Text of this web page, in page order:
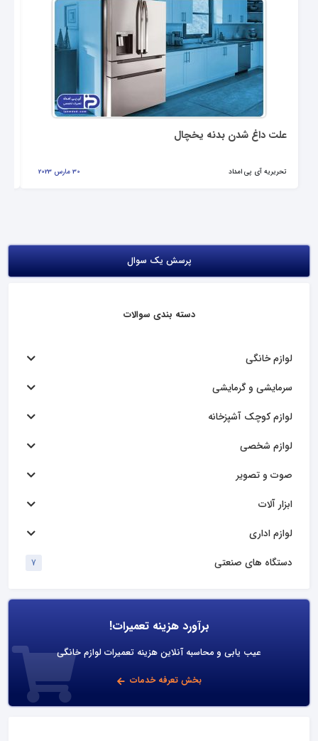
علت داغ شدن بدنه یخچال
تحریریه آی پی امداد 30 مارس 2023
پرسش یک سوال
دسته بندی سوالات
لوازم خانگی
سرمایشی و گرمایشی
لوازم کوچک آشپزخانه
لوازم شخصی
صوت و تصویر
ابزار آلات
لوازم اداری
دستگاه های صنعتی
7
برآورد هزینه تعمیرات!
عیب یابی و محاسبه آنلاین هزینه تعمیرات لوازم خانگی
بخش تعرفه خدمات